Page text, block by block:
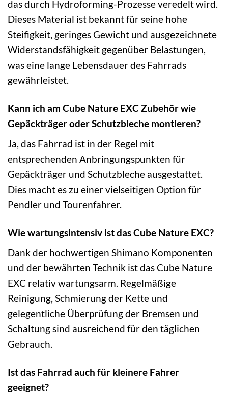
das durch Hydroforming-Prozesse veredelt wird.
Dieses Material ist bekannt für seine hohe
Steifigkeit, geringes Gewicht und ausgezeichnete
Widerstandsfähigkeit gegenüber Belastungen,
was eine lange Lebensdauer des Fahrrads
gewährleistet.
Kann ich am Cube Nature EXC Zubehör wie
Gepäckträger oder Schutzbleche montieren?
Ja, das Fahrrad ist in der Regel mit
entsprechenden Anbringungspunkten für
Gepäckträger und Schutzbleche ausgestattet.
Dies macht es zu einer vielseitigen Option für
Pendler und Tourenfahrer.
Wie wartungsintensiv ist das Cube Nature EXC?
Dank der hochwertigen Shimano Komponenten
und der bewährten Technik ist das Cube Nature
EXC relativ wartungsarm. Regelmäßige
Reinigung, Schmierung der Kette und
gelegentliche Überprüfung der Bremsen und
Schaltung sind ausreichend für den täglichen
Gebrauch.
Ist das Fahrrad auch für kleinere Fahrer
geeignet?